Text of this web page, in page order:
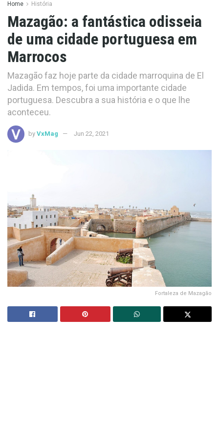
Home História
Mazagão: a fantástica odisseia
de uma cidade portuguesa em
Marrocos
Mazagão faz hoje parte da cidade marroquina de El
Jadida. Em tempos, foi uma importante cidade
portuguesa. Descubra a sua história e o que lhe
aconteceu.
by VxMag Jun 22, 2021
Fortaleza de Mazagão